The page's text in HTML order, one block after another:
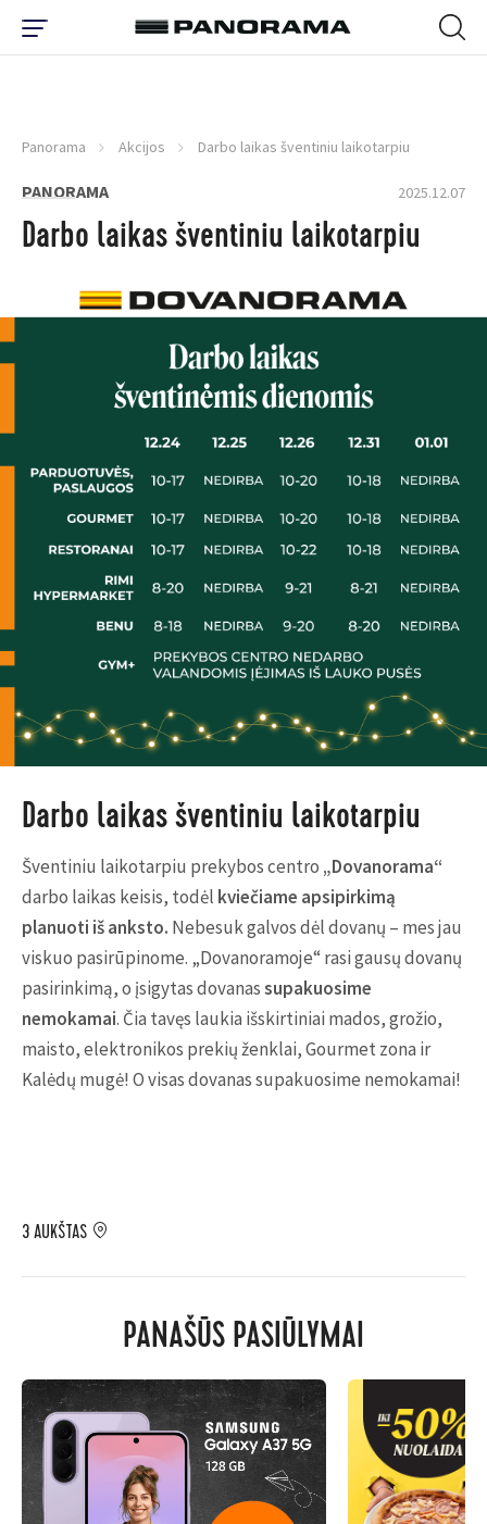
Panorama Akcijos Darbo laikas šventiniu laikotarpiu
PANORAMA 2025.12.07
Darbo laikas šventiniu laikotarpiu
Darbo laikas šventiniu laikotarpiu
Šventiniu laikotarpiu prekybos centro „Dovanorama“
darbo laikas keisis, todėl kviečiame apsipirkimą
planuoti iš anksto. Nebesuk galvos dėl dovanų – mes jau
viskuo pasirūpinome. „Dovanoramoje“ rasi gausų dovanų
pasirinkimą, o įsigytas dovanassupakuosime
nemokamai. Čia tavęs laukia išskirtiniai mados, grožio,
maisto, elektronikos prekių ženklai, Gourmet zona ir
Kalėdų mugė! O visas dovanas supakuosime nemokamai!
3 AUKŠTAS
PANAŠŪS PASIŪLYMAI